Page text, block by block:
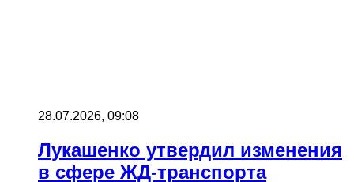
28.07.2026, 09:08
Лукашенко утвердил изменения
в сфере ЖД-транспорта